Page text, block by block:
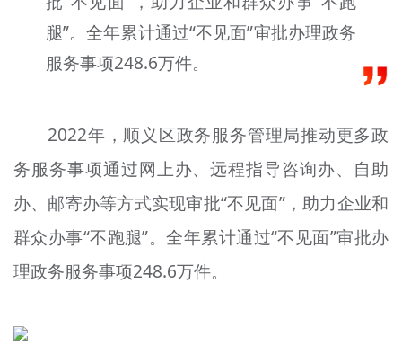
文明评论
宣传思想文化人才
专题
资料库
+
腿”。全年累计通过“不见面”审批办理政务
服务事项248.6万件。
2022年，顺义区政务服务管理局推动更多政
务服务事项通过网上办、远程指导咨询办、自助
办、邮寄办等方式实现审批“不见面”，助力企业和
群众办事“不跑腿”。全年累计通过“不见面”审批办
理政务服务事项248.6万件。